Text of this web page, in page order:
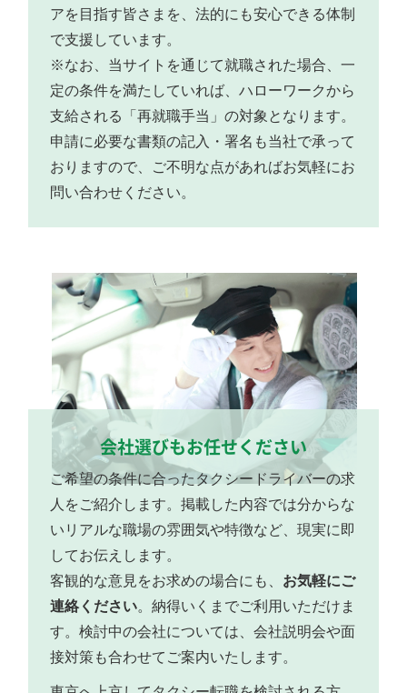
アを目指す皆さまを、法的にも安心できる体制
で支援しています。
※なお、当サイトを通じて就職された場合、一
定の条件を満たしていれば、ハローワークから
支給される「再就職手当」の対象となります。
申請に必要な書類の記入・署名も当社で承って
おりますので、ご不明な点があればお気軽にお
問い合わせください。
会社選びもお任せください
ご希望の条件に合ったタクシードライバーの求
人をご紹介します。掲載した内容では分からな
いリアルな職場の雰囲気や特徴など、現実に即
してお伝えします。
客観的な意見をお求めの場合にも、 お気軽にご
連絡ください。納得いくまでご利用いただけま
す。検討中の会社については、会社説明会や面
接対策も合わせてご案内いたします。